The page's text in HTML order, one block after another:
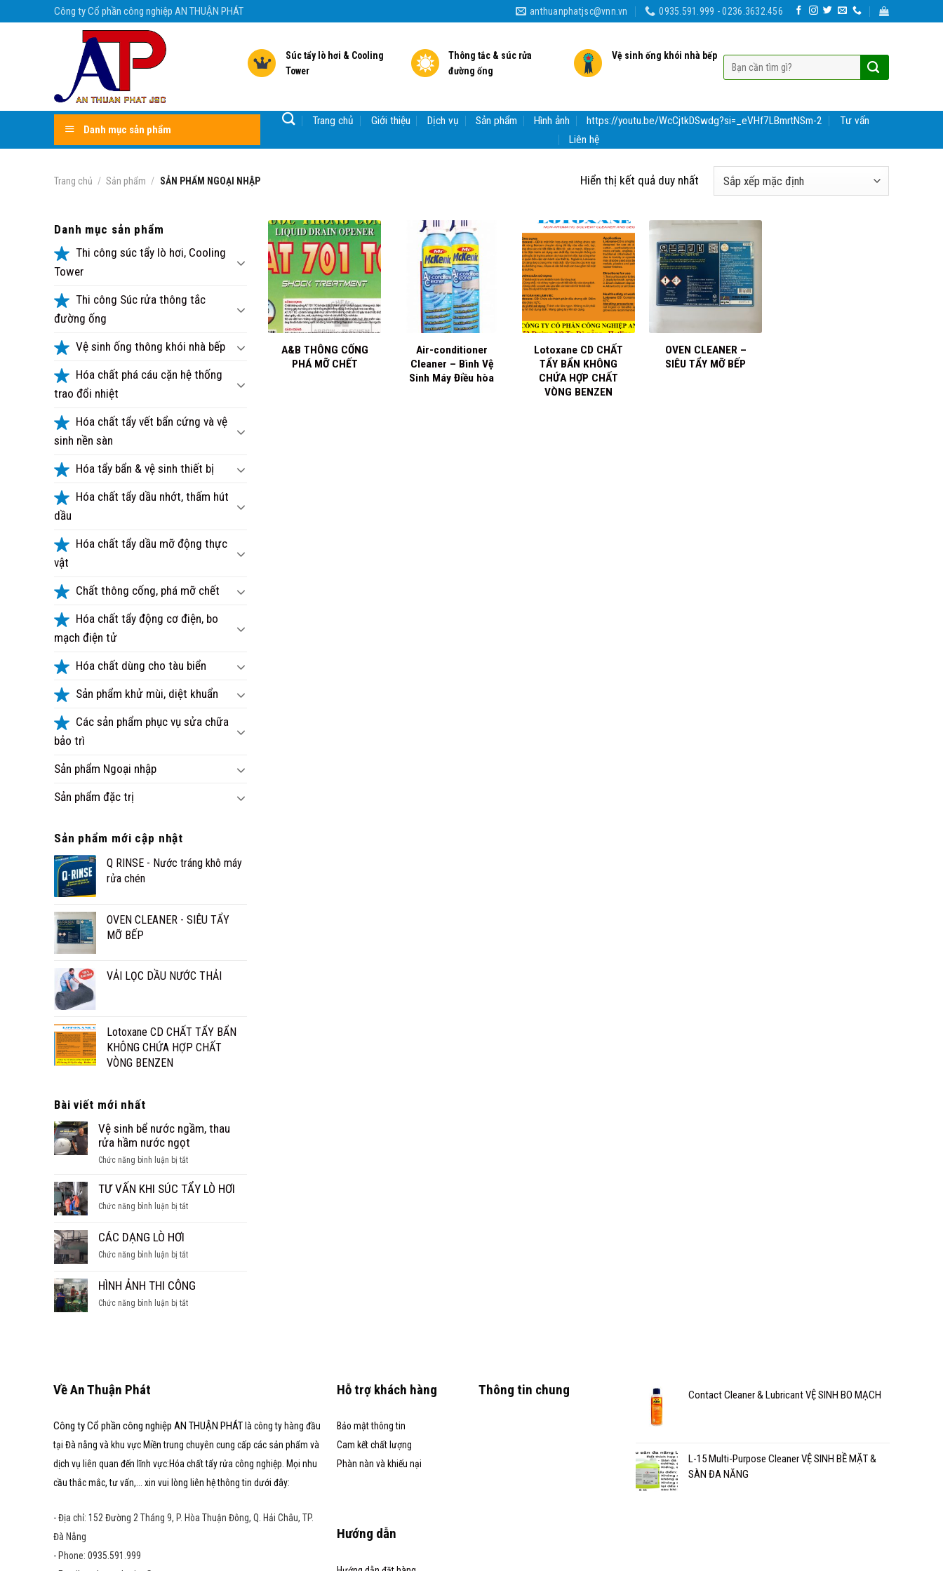
Công ty Cổ phần công nghiệp AN THUẬN PHÁT anthuanphatjsc@vnn.vn 0935.591.999 - 0236.3632.456
Súc tẩy lò hơi & Cooling
Tower
Thông tắc & súc rửa
đường ống
Vệ sinh ống khói nhà bếp
Danh mục sản phẩm
Trang chủ Giới thiệu Dịch vụ Sản phẩm Hình ảnh https://youtu.be/WcCjtkDSwdg?si=_eVHf7LBmrtNSm-2
Tư vấn
Liên hệ
Trang chủ / Sản phẩm / SẢN PHẨM NGOẠI NHẬP Hiển thị kết quả duy nhất
Danh mục sản phẩm
Thi công súc tẩy lò hơi, Cooling
Tower
Thi công Súc rửa thông tắc
đường ống
Vệ sinh ống thông khói nhà bếp
Hóa chất phá cáu cặn hệ thống
trao đổi nhiệt
Hóa chất tẩy vết bẩn cứng và vệ
sinh nền sàn
Hóa tẩy bẩn & vệ sinh thiết bị
Hóa chất tẩy dầu nhớt, thấm hút
dầu
Hóa chất tẩy dầu mỡ động thực
vật
Chất thông cống, phá mỡ chết
Hóa chất tẩy động cơ điện, bo
mạch điện tử
Hóa chất dùng cho tàu biển
Sản phẩm khử mùi, diệt khuẩn
Các sản phẩm phục vụ sửa chữa
bảo trì
Sản phẩm Ngoại nhập
Sản phẩm đặc trị
Sản phẩm mới cập nhật
Q RINSE - Nước tráng khô máy
rửa chén
OVEN CLEANER - SIÊU TẨY
MỠ BẾP
VẢI LỌC DẦU NƯỚC THẢI
Lotoxane CD CHẤT TẨY BẨN
KHÔNG CHỨA HỢP CHẤT
VÒNG BENZEN
Bài viết mới nhất
Vệ sinh bể nước ngầm, thau
rửa hầm nước ngọt
Chức năng bình luận bị tắtở
sinh
nước
rửa
nước
ngọt
TƯ VẤN KHI SÚC TẨY LÒ HƠI
Chức năng bình luận bị tắtở
SÚC
LÒ
HƠI
CÁC DẠNG LÒ HƠI
Chức năng bình luận bị tắtở
DẠNG
HƠI
HÌNH ẢNH THI CÔNG
Chức năng bình luận bị tắtở
+
A&B THÔNG CỐNG
PHÁ MỠ CHẾT
Air-conditioner
Cleaner – Bình Vệ
Sinh Máy Điều hòa
+
Lotoxane CD CHẤT
TẨY BẨN KHÔNG
CHỨA HỢP CHẤT
VÒNG BENZEN
OVEN CLEANER –
SIÊU TẨY MỠ BẾP
Về An Thuận Phát
Công ty Cổ phần công nghiệp AN THUẬN PHÁTlà công ty hàng đầu
tại Đà nẵng và khu vực Miền trung chuyên cung cấp các sản phẩm và
dịch vụ liên quan đến lĩnh vực:Hóa chất tẩy rửa công nghiệp. Mọi nhu
cầu thắc mắc, tư vấn,... xin vui lòng liên hệ thông tin dưới đây:
- Địa chỉ: 152 Đường 2 Tháng 9, P. Hòa Thuận Đông, Q. Hải Châu, TP.
Đà Nẵng
- Phone: 0935.591.999
Hỗ trợ khách hàng
Bảo mật thông tin
Cam kết chất lượng
Phàn nàn và khiếu nại
Hướng dẫn
Thông tin chung Contact Cleaner & Lubricant VỆ SINH BO MẠCH
L-15 Multi-Purpose Cleaner VỆ SINH BỀ MẶT &
SÀN ĐA NĂNG